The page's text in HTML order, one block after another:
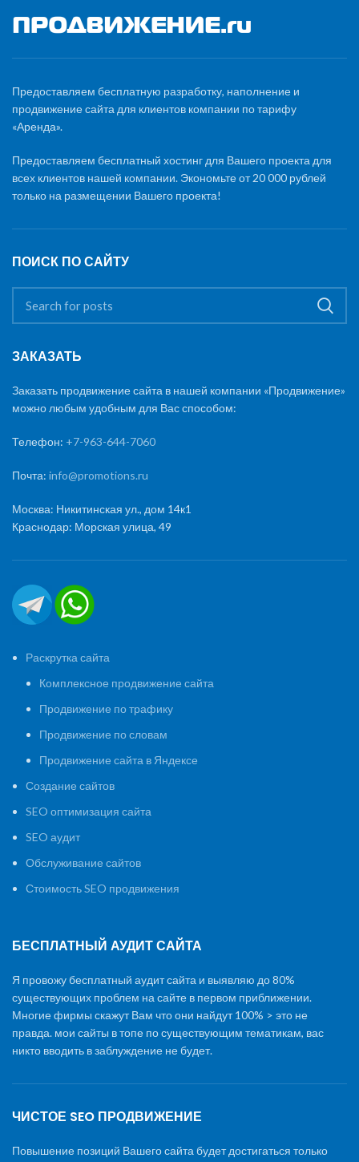
Предоставляем бесплатную разработку, наполнение и
продвижение сайта для клиентов компании по тарифу
«Аренда».
Предоставляем бесплатный хостинг для Вашего проекта для
всех клиентов нашей компании. Экономьте от 20 000 рублей
только на размещении Вашего проекта!
ПОИСК ПО САЙТУ
ЗАКАЗАТЬ
Заказать продвижение сайта в нашей компании «Продвижение»
можно любым удобным для Вас способом:
Телефон: +7-963-644-7060
Почта: info@promotions.ru
Москва: Никитинская ул., дом 14к1
Краснодар: Морская улица, 49
Раскрутка сайта
Комплексное продвижение сайта
Продвижение по трафику
Продвижение по словам
Продвижение сайта в Яндексе
Создание сайтов
SEO оптимизация сайта
SEO аудит
Обслуживание сайтов
Стоимость SEO продвижения
БЕСПЛАТНЫЙ АУДИТ САЙТА
Я провожу бесплатный аудит сайта и выявляю до 80%
существующих проблем на сайте в первом приближении.
Многие фирмы скажут Вам что они найдут 100% > это не
правда. мои сайты в топе по существующим тематикам, вас
никто вводить в заблуждение не будет.
ЧИСТОЕ SEO ПРОДВИЖЕНИЕ
Повышение позиций Вашего сайта будет достигаться только